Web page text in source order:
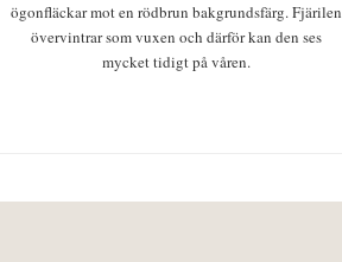
ögonfläckar mot en rödbrun bakgrundsfärg. Fjärilen
övervintrar som vuxen och därför kan den ses
mycket tidigt på våren.